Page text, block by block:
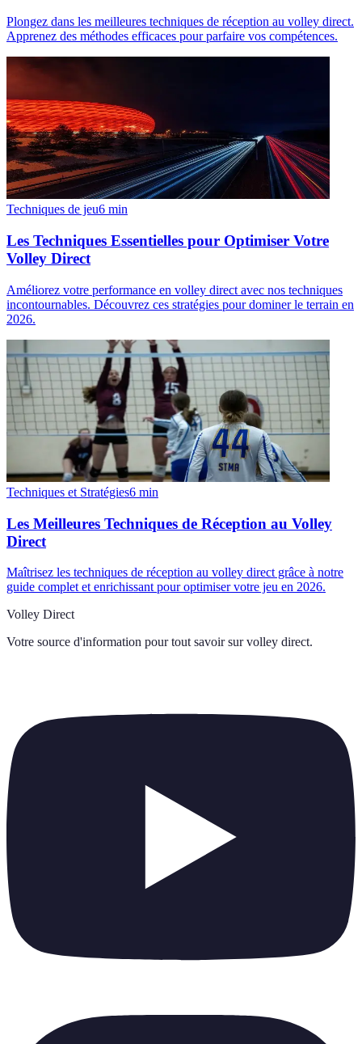
Plongez dans les meilleures techniques de réception au volley direct.
Apprenez des méthodes efficaces pour parfaire vos compétences.
Techniques de jeu6 min
Les Techniques Essentielles pour Optimiser Votre
Volley Direct
Améliorez votre performance en volley direct avec nos techniques
incontournables. Découvrez ces stratégies pour dominer le terrain en
2026.
Techniques et Stratégies6 min
Les Meilleures Techniques de Réception au Volley
Direct
Maîtrisez les techniques de réception au volley direct grâce à notre
guide complet et enrichissant pour optimiser votre jeu en 2026.
Volley Direct
Votre source d'information pour tout savoir sur volley direct.